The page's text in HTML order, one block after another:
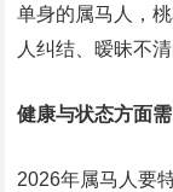
单身的属马人，
人纠结、暧昧不
健康与状态方面
2026年属马人要